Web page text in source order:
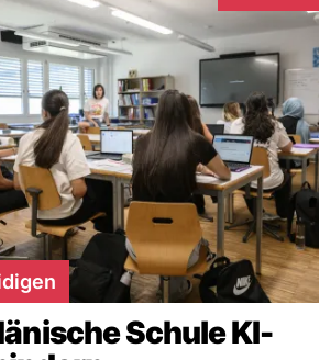
Schule KI-